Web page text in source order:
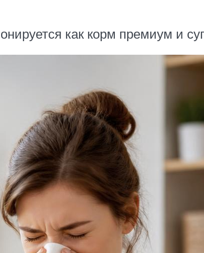
как корм премиум и